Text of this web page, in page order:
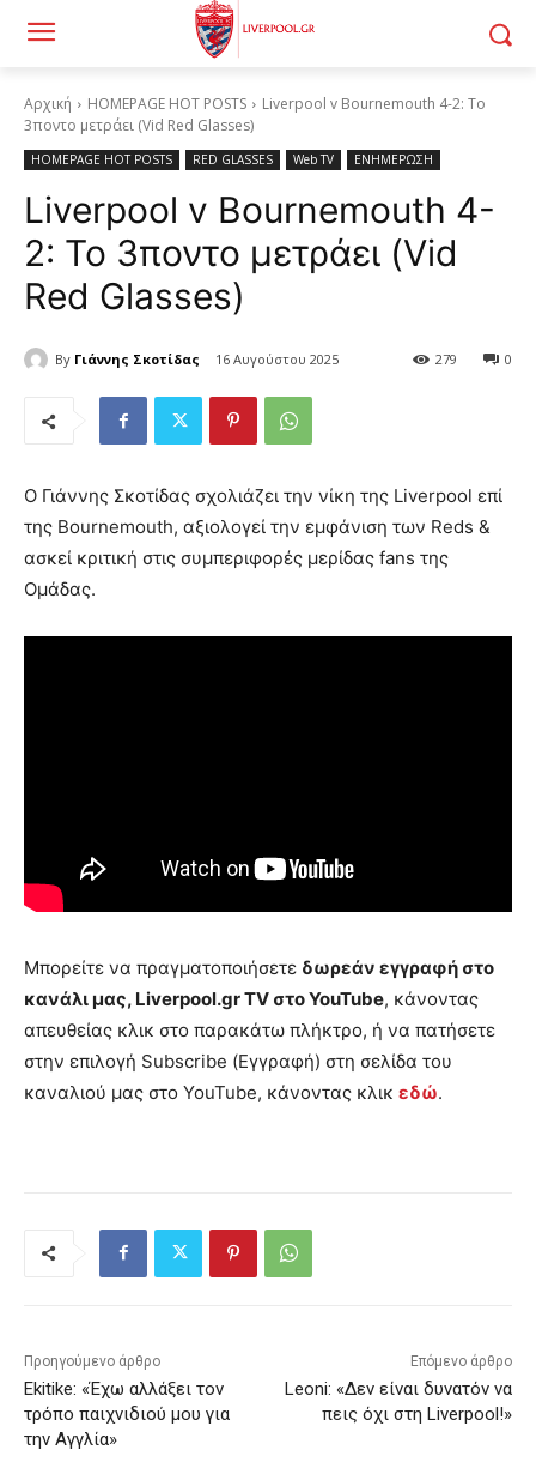
Αρχική HOMEPAGE HOT POSTS
Liverpool v Bournemouth 4-2: Το
3ποντο μετράει (Vid Red Glasses)
HOMEPAGE HOT POSTS RED GLASSES Web TV ΕΝΗΜΕΡΩΣΗ
Liverpool v Bournemouth 4-
2: Το 3ποντο μετράει (Vid
Red Glasses)
By Γιάννης Σκοτίδας 16 Αυγούστου 2025 0
279
Ο Γιάννης Σκοτίδας σχολιάζει την νίκη της Liverpool επί
της Bournemouth, αξιολογεί την εμφάνιση των Reds &
ασκεί κριτική στις συμπεριφορές μερίδας fans της
Ομάδας.
Μπορείτε να πραγματοποιήσετε δωρεάν εγγραφή στο
κανάλι μας, Liverpool.gr TV στο YouTube, κάνοντας
απευθείας κλικ στο παρακάτω πλήκτρο, ή να πατήσετε
στην επιλογή Subscribe (Εγγραφή) στη σελίδα του
καναλιού μας στο YouTube, κάνοντας κλικ εδώ.
Προηγούμενο άρθρο
Ekitike: «Έχω αλλάξει τον
τρόπο παιχνιδιού μου για
την Αγγλία»
Επόμενο άρθρο
Leoni: «Δεν είναι δυνατόν να
πεις όχι στη Liverpool!»